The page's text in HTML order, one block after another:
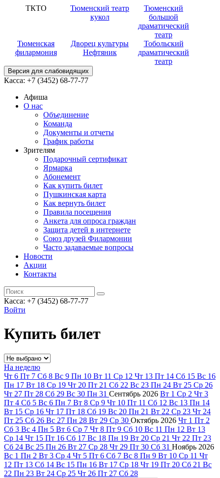
ТКТО
Тюменский театр
кукол
Тюменский
большой
драматический
театр
Тюменская
филармония
Дворец культуры
Нефтяник
Тобольский
драматический
театр
Версия для слабовидящих
Касса: +7 (3452) 68-77-77
Афиша
О нас
Объединение
Команда
Документы и отчеты
График работы
Зрителям
Подарочный сертификат
Ярмарка
Абонемент
Как купить билет
Пушкинская карта
Как вернуть билет
Правила посещения
Анкета для опроса граждан
Защита детей в интернете
Союз друзей Филармонии
Часто задаваемые вопросы
Новости
Акции
Контакты
Касса: +7 (3452) 68-77-77
Войти
Купить билет
На неделю
Чт 6 Пт 7 Сб 8 Вс 9 Пн 10 Вт 11 Ср 12 Чт 13 Пт 14 Сб 15 Вс 16
Пн 17 Вт 18 Ср 19 Чт 20 Пт 21 Сб 22 Вс 23 Пн 24 Вт 25 Ср 26
Чт 27 Пт 28 Сб 29 Вс 30 Пн 31 Сентябрь 2026 Вт 1 Ср 2 Чт 3
Пт 4 Сб 5 Вс 6 Пн 7 Вт 8 Ср 9 Чт 10 Пт 11 Сб 12 Вс 13 Пн 14
Вт 15 Ср 16 Чт 17 Пт 18 Сб 19 Вс 20 Пн 21 Вт 22 Ср 23 Чт 24
Пт 25 Сб 26 Вс 27 Пн 28 Вт 29 Ср 30 Октябрь 2026 Чт 1 Пт 2
Сб 3 Вс 4 Пн 5 Вт 6 Ср 7 Чт 8 Пт 9 Сб 10 Вс 11 Пн 12 Вт 13
Ср 14 Чт 15 Пт 16 Сб 17 Вс 18 Пн 19 Вт 20 Ср 21 Чт 22 Пт 23
Сб 24 Вс 25 Пн 26 Вт 27 Ср 28 Чт 29 Пт 30 Сб 31 Ноябрь 2026
Вс 1 Пн 2 Вт 3 Ср 4 Чт 5 Пт 6 Сб 7 Вс 8 Пн 9 Вт 10 Ср 11 Чт
12 Пт 13 Сб 14 Вс 15 Пн 16 Вт 17 Ср 18 Чт 19 Пт 20 Сб 21 Вс
22 Пн 23 Вт 24 Ср 25 Чт 26 Пт 27 Сб 28